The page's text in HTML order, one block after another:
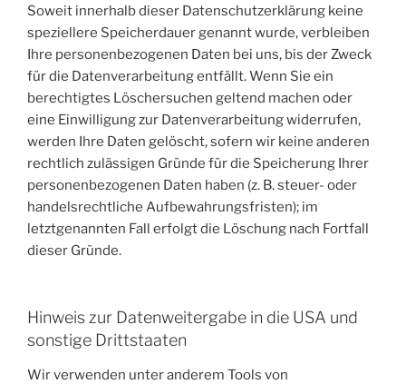
Soweit innerhalb dieser Datenschutzerklärung keine
speziellere Speicherdauer genannt wurde, verbleiben
Ihre personenbezogenen Daten bei uns, bis der Zweck
für die Datenverarbeitung entfällt. Wenn Sie ein
berechtigtes Löschersuchen geltend machen oder
eine Einwilligung zur Datenverarbeitung widerrufen,
werden Ihre Daten gelöscht, sofern wir keine anderen
rechtlich zulässigen Gründe für die Speicherung Ihrer
personenbezogenen Daten haben (z. B. steuer- oder
handelsrechtliche Aufbewahrungsfristen); im
letztgenannten Fall erfolgt die Löschung nach Fortfall
dieser Gründe.
Hinweis zur Datenweitergabe in die USA und
sonstige Drittstaaten
Wir verwenden unter anderem Tools von